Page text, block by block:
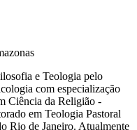
e Teologia pelo
com especialização
Ciência da Religião -
em Teologia Pastoral
Rio de Janeiro. Atualmente